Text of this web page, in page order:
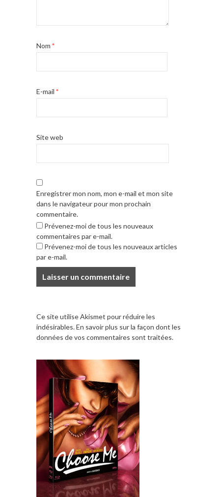
Nom *
E-mail *
Site web
Enregistrer mon nom, mon e-mail et mon site
dans le navigateur pour mon prochain
commentaire.
Prévenez-moi de tous les nouveaux
commentaires par e-mail.
Prévenez-moi de tous les nouveaux articles
par e-mail.
Ce site utilise Akismet pour réduire les
indésirables.En savoir plus sur la façon dont les
données de vos commentaires sont traitées.